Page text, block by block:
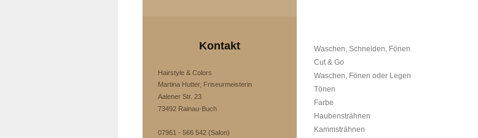
Waschen, Schneiden, Fönen
Cut & Go
Waschen, Fönen oder Legen
Tönen
Farbe
Haubensträhnen
Kammsträhnen
Kontakt
Hairstyle & Colors
Martina Hutter, Friseurmeisterin
Aalener Str. 23
73492 Rainau-Buch
07961 - 566 542 (Salon)